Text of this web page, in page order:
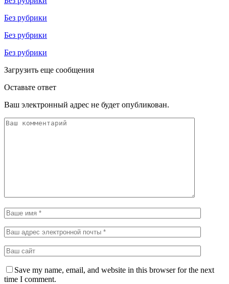
Без рубрики
Без рубрики
Без рубрики
Загрузить еще сообщения
Оставьте ответ
Ваш электронный адрес не будет опубликован.
Save my name, email, and website in this browser for the next
time I comment.